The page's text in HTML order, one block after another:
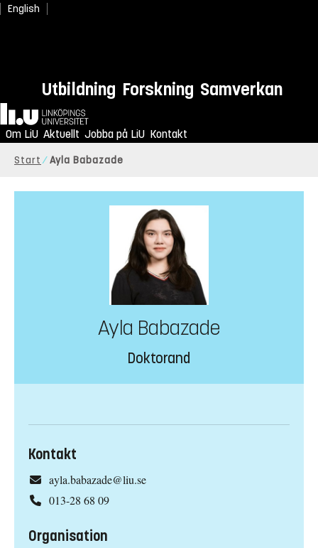
English
Utbildning Forskning Samverkan
Hem
Om LiU Aktuellt Jobba på LiU Kontakt
Start Ayla Babazade
Ayla Babazade
Doktorand
Kontakt
ayla.babazade@liu.se
013-28 68 09
Organisation